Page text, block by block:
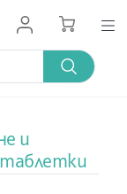
и
таблетки